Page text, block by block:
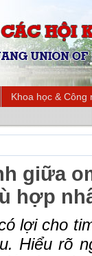
Khoa học & Công
giữa
hợp
lợi cho
Hiểu rõ